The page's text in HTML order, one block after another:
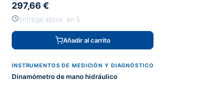
297,66 €
Entrega aprox. en 5
Añadir al carrito
INSTRUMENTOS DE MEDICIÓN Y DIAGNÓSTICO
Dinamómetro de mano hidráulico